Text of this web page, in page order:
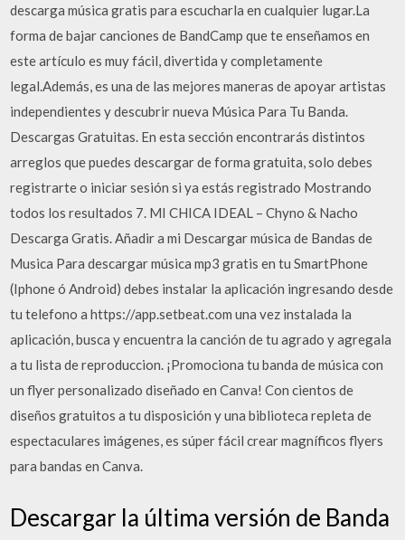
descarga música gratis para escucharla en cualquier lugar.La
forma de bajar canciones de BandCamp que te enseñamos en
este artículo es muy fácil, divertida y completamente
legal.Además, es una de las mejores maneras de apoyar artistas
independientes y descubrir nueva Música Para Tu Banda.
Descargas Gratuitas. En esta sección encontrarás distintos
arreglos que puedes descargar de forma gratuita, solo debes
registrarte o iniciar sesión si ya estás registrado Mostrando
todos los resultados 7. MI CHICA IDEAL – Chyno & Nacho
Descarga Gratis. Añadir a mi Descargar música de Bandas de
Musica Para descargar música mp3 gratis en tu SmartPhone
(Iphone ó Android) debes instalar la aplicación ingresando desde
tu telefono a https://app.setbeat.com una vez instalada la
aplicación, busca y encuentra la canción de tu agrado y agregala
a tu lista de reproduccion. ¡Promociona tu banda de música con
un flyer personalizado diseñado en Canva! Con cientos de
diseños gratuitos a tu disposición y una biblioteca repleta de
espectaculares imágenes, es súper fácil crear magníficos flyers
para bandas en Canva.
Descargar la última versión de Banda